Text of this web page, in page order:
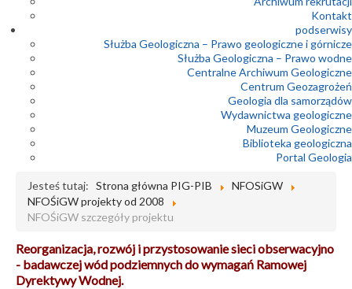
Kontakt
podserwisy
Służba Geologiczna – Prawo geologiczne i górnicze
Służba Geologiczna – Prawo wodne
Centralne Archiwum Geologiczne
Centrum Geozagrożeń
Geologia dla samorządów
Wydawnictwa geologiczne
Muzeum Geologiczne
Biblioteka geologiczna
Portal Geologia
Jesteś tutaj: Strona główna PIG-PIB
NFOSiGW
NFOŚiGW projekty od 2008
NFOŚiGW szczegóły projektu
Reorganizacja, rozwój i przystosowanie sieci obserwacyjno
- badawczej wód podziemnych do wymagań Ramowej
Dyrektywy Wodnej.